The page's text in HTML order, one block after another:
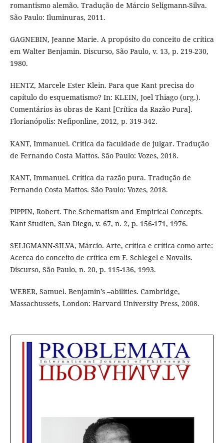
romantismo alemão. Tradução de Márcio Seligmann-Silva.
São Paulo: Iluminuras, 2011.
GAGNEBIN, Jeanne Marie. A propósito do conceito de crítica
em Walter Benjamin. Discurso, São Paulo, v. 13, p. 219-230,
1980.
HENTZ, Marcele Ester Klein. Para que Kant precisa do
capítulo do esquematismo? In: KLEIN, Joel Thiago (org.).
Comentários às obras de Kant [Crítica da Razão Pura].
Florianópolis: Nefiponline, 2012, p. 319-342.
KANT, Immanuel. Crítica da faculdade de julgar. Tradução
de Fernando Costa Mattos. São Paulo: Vozes, 2018.
KANT, Immanuel. Crítica da razão pura. Tradução de
Fernando Costa Mattos. São Paulo: Vozes, 2018.
PIPPIN, Robert. The Schematism and Empirical Concepts.
Kant Studien, San Diego, v. 67, n. 2, p. 156-171, 1976.
SELIGMANN-SILVA, Márcio. Arte, crítica e crítica como arte:
Acerca do conceito de crítica em F. Schlegel e Novalis.
Discurso, São Paulo, n. 20, p. 115-136, 1993.
WEBER, Samuel. Benjamin’s –abilities. Cambridge,
Massachussets, London: Harvard University Press, 2008.